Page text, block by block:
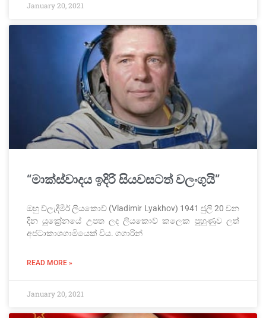
January 20, 2021
“මාක්ස්වාදය ඉදිරි සියවසටත් වලංගුයි”
ඔහු ව්ලැදීමීර් ලියකොව් (Vladimir Lyakhov) 1941 ජුලි 20 වන
දින යුක්‍රේනයේ උපත ලද ලියකොව් කලෙක පුහුණුව ලත්
අජටාකාශගාමියෙක් විය. ගගාරින්
READ MORE »
January 20, 2021